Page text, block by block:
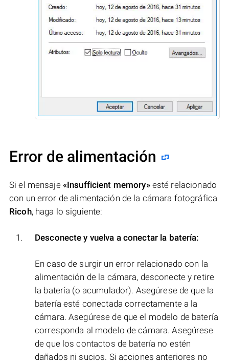
Error de alimentación
Si el mensaje «Insufficient memory»esté relacionado
con un error de alimentación de la cámara fotográfica
Ricoh, haga lo siguiente:
Desconecte y vuelva a conectar la batería:
En caso de surgir un error relacionado con la
alimentación de la cámara, desconecte y retire
la batería (o acumulador). Asegúrese de que la
batería esté conectada correctamente a la
cámara. Asegúrese de que el modelo de batería
corresponda al modelo de cámara. Asegúrese
de que los contactos de batería no estén
dañados ni sucios. Si acciones anteriores no